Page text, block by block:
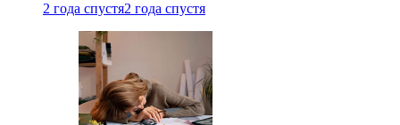
2 года спустя2 года спустя